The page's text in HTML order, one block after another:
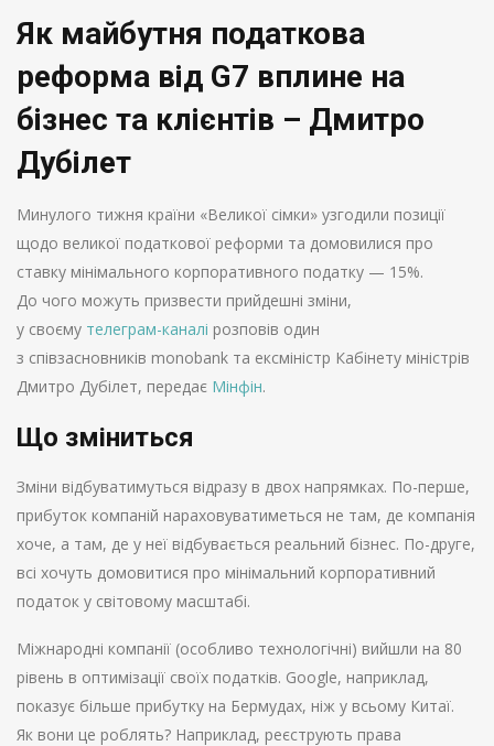
Як майбутня податкова
реформа від G7 вплине на
бізнес та клієнтів – Дмитро
Дубілет
Минулого тижня країни «Великої сімки» узгодили позиції
щодо великої податкової реформи та домовилися про
ставку мінімального корпоративного податку — 15%.
До чого можуть призвести прийдешні зміни,
у своєму телеграм-каналі розповів один
з співзасновників monobank та ексміністр Кабінету міністрів
Дмитро Дубілет, передає Мінфін.
Що зміниться
Зміни відбуватимуться відразу в двох напрямках. По-перше,
прибуток компаній нараховуватиметься не там, де компанія
хоче, а там, де у неї відбувається реальний бізнес. По-друге,
всі хочуть домовитися про мінімальний корпоративний
податок у світовому масштабі.
Міжнародні компанії (особливо технологічні) вийшли на 80
рівень в оптимізації своїх податків. Google, наприклад,
показує більше прибутку на Бермудах, ніж у всьому Китаї.
Як вони це роблять? Наприклад, реєструють права